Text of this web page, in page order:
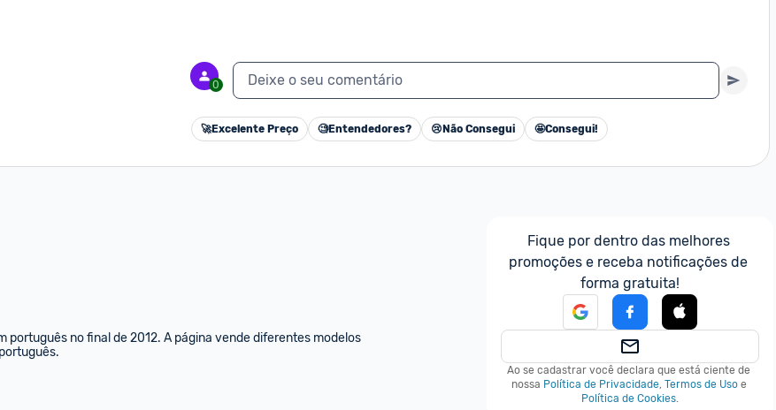
0 Deixe o seu comentário
🚀Excelente Preço 🧐Entendedores? 😢 Não Consegui 🤩Consegui!
no final de 2012. A página vende diferentes modelos
Fique por dentro das melhores
promoções e receba notificações de
forma gratuita!
Ao se cadastrar você declara que está ciente de
nossa Política de Privacidade, Termos de Uso e
Política de Cookies.